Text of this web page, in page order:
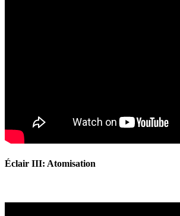
Éclair III: Atomisation